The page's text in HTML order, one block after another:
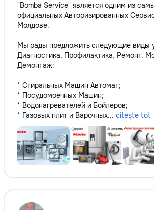
"Bomba Service" является одним из
официальных Авторизированных
Молдове.
Мы рады предложить следующие виды
Диагностика, Профилактика, Ремонт,
Демонтаж:
* Стиральных Машин Автомат;
* Посудомоечных Машин;
* Водонагревателей и Бойлеров;
* Газовых плит и Варочных... citește tot